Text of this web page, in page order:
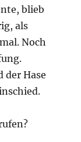
blieb
als
Noch
der Hase